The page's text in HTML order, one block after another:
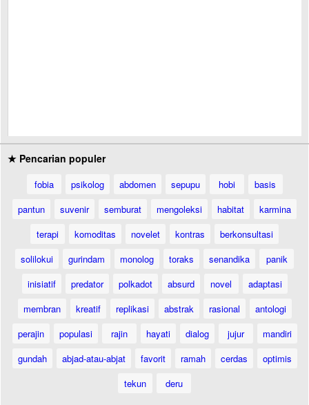
★ Pencarian populer
fobia psikolog abdomen sepupu hobi
basis
pantun
suvenir semburat mengoleksi habitat
karmina
terapi
komoditas novelet kontras
berkonsultasi
solilokui
gurindam monolog toraks senandika
panik
inisiatif
predator polkadot absurd novel
adaptasi
membran
kreatif replikasi abstrak rasional
antologi
perajin
populasi rajin hayati dialog jujur
mandiri
gundah
abjad-atau-abjat favorit ramah cerdas
optimis
tekun
deru